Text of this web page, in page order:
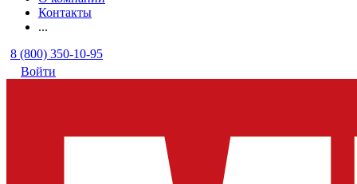
Контакты
...
8 (800) 350-10-95
Войти